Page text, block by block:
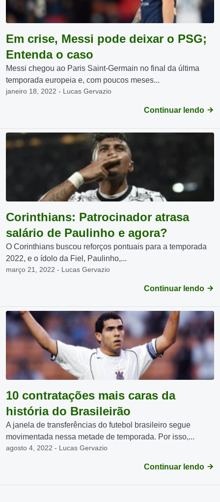
Em crise, Messi pode deixar o PSG;
Entenda o caso
Messi chegou ao Paris Saint-Germain no final da última
temporada europeia e, com poucos meses...
janeiro 18, 2022 - Lucas Gervazio
Continuar lendo
Corinthians: Patrocinador atrasa
salário de Paulinho e agora?
O Corinthians buscou reforços pontuais para a temporada
2022, e o ídolo da Fiel, Paulinho,...
março 21, 2022 - Lucas Gervazio
Continuar lendo
10 contratações mais caras da
história do Brasileirão
A janela de transferências do futebol brasileiro segue
movimentada nessa metade de temporada. Por isso,...
agosto 4, 2022 - Lucas Gervazio
Continuar lendo